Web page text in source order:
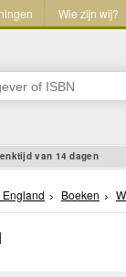
Wie zijn wij?
van 14 dagen
England Boeken